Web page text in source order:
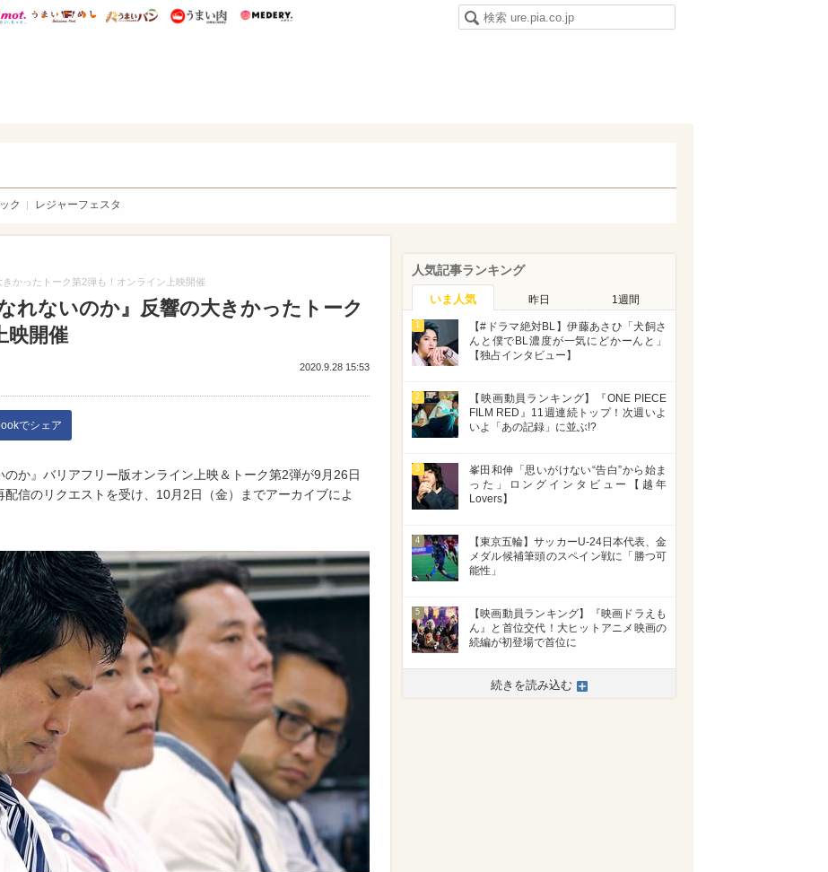
ぴあ総研 ディズニー特集
mimot. うまいめし うまいパン うまい肉
ク レジャーフェスタ
かったトーク第2弾も！オンライン上映開催
れないのか』反響の大きかったトーク
映開催
2020.9.28 15:53
でシェア
か』バリアフリー版オンライン上映＆トーク第2弾が9月26日
配信のリクエストを受け、10月2日（金）までアーカイブによ
人気記事ランキング
いま人気 昨日 1週間
1
【#ドラマ絶対BL】伊藤あさひ「犬飼さ
んと僕でBL濃度が一気にどかーんと」
【独占インタビュー】
2
【映画動員ランキング】『ONE PIECE
FILM RED』11週連続トップ！次週いよ
いよ「あの記録」に並ぶ!?
3
峯田和伸「思いがけない“告白”から始ま
った」ロングインタビュー【越年
Lovers】
4
【東京五輪】サッカーU-24日本代表、金
メダル候補筆頭のスペイン戦に「勝つ可
能性」
5
【映画動員ランキング】『映画ドラえも
ん』と首位交代！大ヒットアニメ映画の
続編が初登場で首位に
続きを読み込む